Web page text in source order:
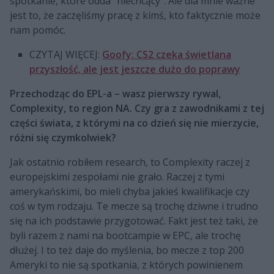
jest to, że zaczęliśmy pracę z kimś, kto faktycznie może
nam pomóc.
CZYTAJ WIĘCEJ: Goofy: CS2 czeka świetlana
przyszłość, ale jest jeszcze dużo do poprawy
Przechodząc do EPL-a – wasz pierwszy rywal,
Complexity, to region NA. Czy gra z zawodnikami z tej
części świata, z którymi na co dzień się nie mierzycie,
różni się czymkolwiek?
Jak ostatnio robiłem research, to Complexity raczej z
europejskimi zespołami nie grało. Raczej z tymi
amerykańskimi, bo mieli chyba jakieś kwalifikacje czy
coś w tym rodzaju. Te mecze są trochę dziwne i trudno
się na ich podstawie przygotować. Fakt jest też taki, że
byli razem z nami na bootcampie w EPC, ale trochę
dłużej. I to też daje do myślenia, bo mecze z top 200
Ameryki to nie są spotkania, z których powinienem